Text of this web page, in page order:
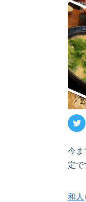
今ま
定で
和人